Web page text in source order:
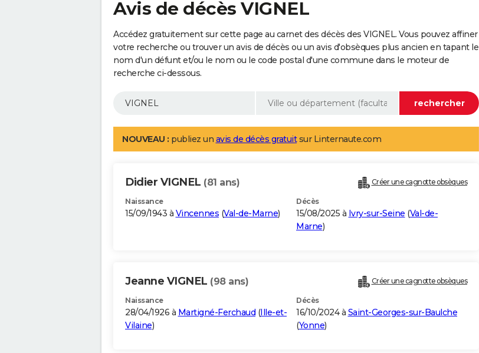
Avis de décès VIGNEL
Accédez gratuitement sur cette page au carnet des décès des VIGNEL. Vous pouvez affiner
votre recherche ou trouver un avis de décès ou un avis d'obsèques plus ancien en tapant le
nom d'un défunt et/ou le nom ou le code postal d'une commune dans le moteur de
recherche ci-dessous.
NOUVEAU : publiez un avis de décès gratuitsur Linternaute.com
Didier VIGNEL (81 ans) Créer une cagnotte obsèques
Naissance
15/09/1943 à Vincennes (Val-de-Marne)
Décès
15/08/2025 à Ivry-sur-Seine (Val-de-
Marne)
Jeanne VIGNEL (98 ans) Créer une cagnotte obsèques
Naissance
28/04/1926 à Martigné-Ferchaud (Ille-et-
Vilaine)
Décès
16/10/2024 à Saint-Georges-sur-Baulche
(Yonne)